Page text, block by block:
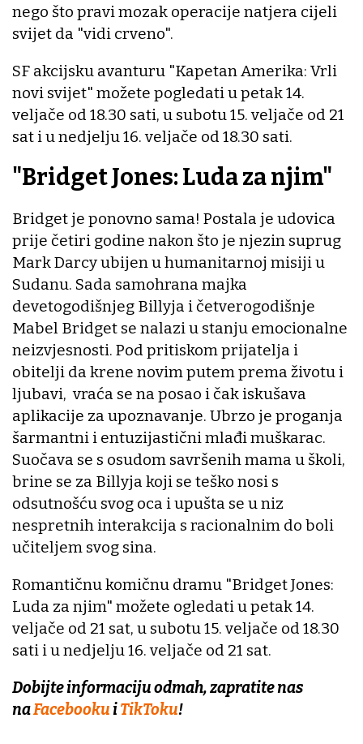
nego što pravi mozak operacije natjera cijeli
svijet da "vidi crveno".
SF akcijsku avanturu "Kapetan Amerika: Vrli
novi svijet" možete pogledati u petak 14.
veljače od 18.30 sati, u subotu 15. veljače od 21
sat i u nedjelju 16. veljače od 18.30 sati.
"Bridget Jones: Luda za njim"
Bridget je ponovno sama! Postala je udovica
prije četiri godine nakon što je njezin suprug
Mark Darcy ubijen u humanitarnoj misiji u
Sudanu. Sada samohrana majka
devetogodišnjeg Billyja i četverogodišnje
Mabel Bridget se nalazi u stanju emocionalne
neizvjesnosti. Pod pritiskom prijatelja i
obitelji da krene novim putem prema životu i
ljubavi, vraća se na posao i čak iskušava
aplikacije za upoznavanje. Ubrzo je proganja
šarmantni i entuzijastični mlađi muškarac.
Suočava se s osudom savršenih mama u školi,
brine se za Billyja koji se teško nosi s
odsutnošću svog oca i upušta se u niz
nespretnih interakcija s racionalnim do boli
učiteljem svog sina.
Romantičnu komičnu dramu "Bridget Jones:
Luda za njim" možete ogledati u petak 14.
veljače od 21 sat, u subotu 15. veljače od 18.30
sati i u nedjelju 16. veljače od 21 sat.
Dobijte informaciju odmah, zapratite nas
naFacebookuiTikToku!